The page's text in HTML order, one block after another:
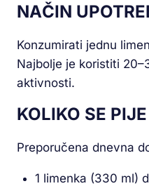
NAČIN
Konzumirati jednu
Najbolje je koristiti
aktivnosti.
KOLIKO SE PIJE
Preporučena dnevna
1 limenka (330 ml)